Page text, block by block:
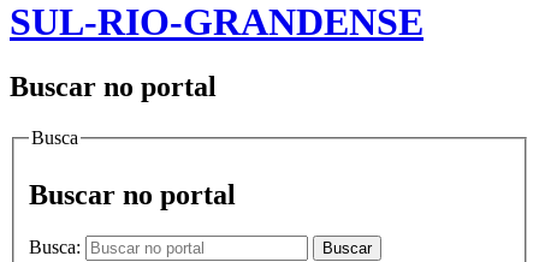
SUL-RIO-GRANDENSE
Buscar no portal
Busca
Buscar no portal
Busca: Buscar